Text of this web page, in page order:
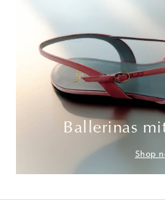
Ballerinas
Shop